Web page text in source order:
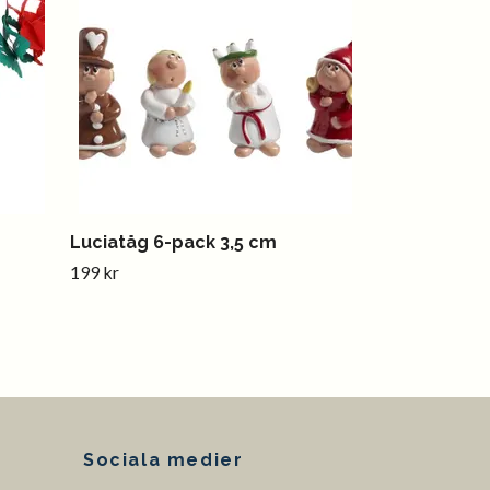
Luciatåg 6-pack 3,5 cm
199 kr
Sociala medier